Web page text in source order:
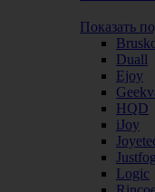
Показать
Duall
Ejoy
HQD
iJoy
Justfog
Logic